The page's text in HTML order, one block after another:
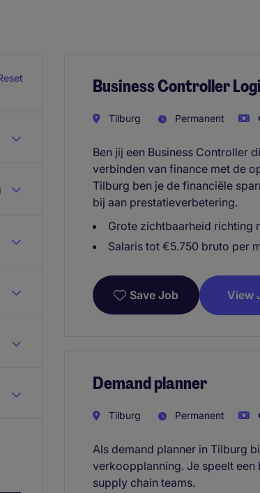
Business Controller
Tilburg Permanent
Ben jij een Business Controller
verbinden van finance met de
Tilburg ben je de financiële
bij aan prestatieverbetering.
Grote zichtbaarheid richting
Salaris tot €5.750 bruto per
Save Job View
Demand planner
Tilburg Permanent
Als demand planner in Tilburg
verkoopplanning. Je speelt
supply chain teams.